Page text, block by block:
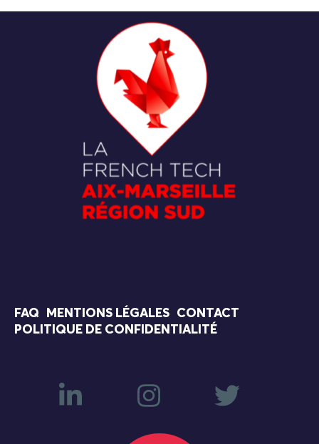
FAQ MENTIONS LÉGALES
CONTACT
POLITIQUE DE CONFIDENTIALITÉ